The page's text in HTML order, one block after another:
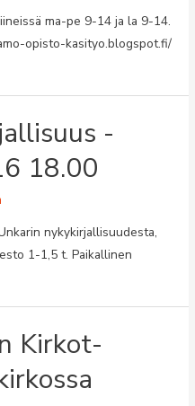
ma-pe 9-14 ja la 9-14.
opisto-kasityo.blogspot.fi/
-
18.00
nykykirjallisuudesta,
1-1,5 t. Paikallinen
Kirkot-